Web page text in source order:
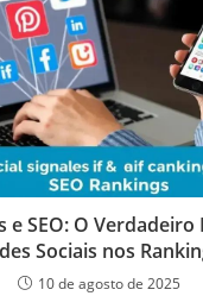
e SEO: O
Sociais nos
10 de agosto de 2025